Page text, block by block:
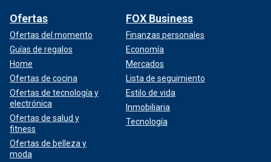
Ofertas
Ofertas del momento
Guías de regalos
Home
Ofertas de cocina
Ofertas de tecnología y
electrónica
Ofertas de salud y
fitness
Ofertas de belleza y
moda
FOX Business
Finanzas personales
Economía
Mercados
Lista de seguimiento
Estilo de vida
Inmobiliaria
Tecnología